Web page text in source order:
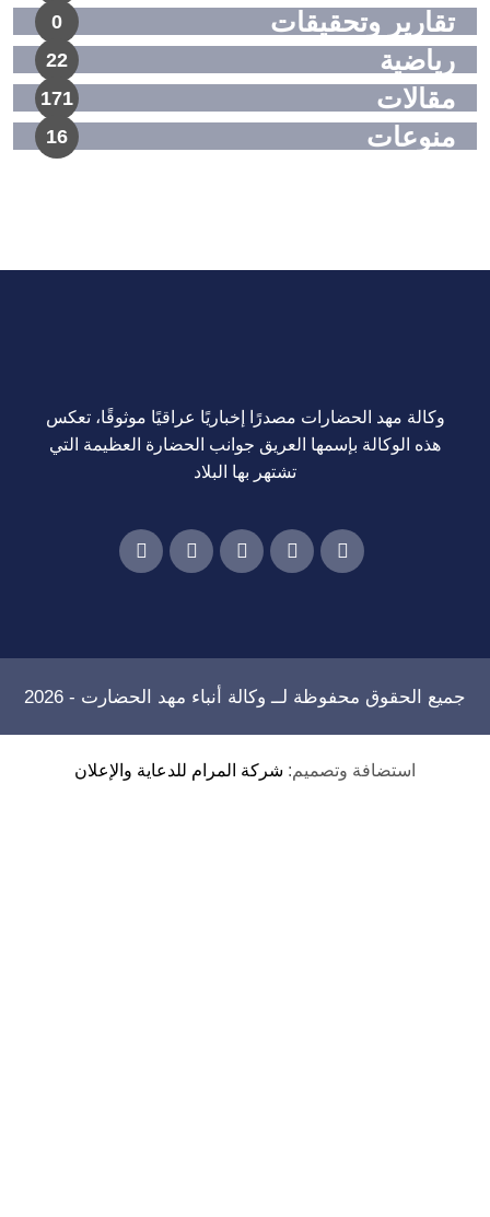
تقارير وتحقيقات 0
رياضية 22
مقالات 171
منوعات 16
وكالة مهد الحضارات مصدرًا إخباريًا عراقيًا موثوقًا، تعكس
هذه الوكالة بإسمها العريق جوانب الحضارة العظيمة التي
تشتهر بها البلاد
جميع الحقوق محفوظة لــ وكالة أنباء مهد الحضارت - 2026
استضافة وتصميم: شركة المرام للدعاية والإعلان